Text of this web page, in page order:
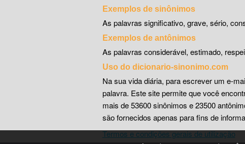
Exemplos de sinônimos
As palavras significativo, grave, sério,
Exemplos de antônimos
As palavras considerável, estimado,
Uso do dicionario-sinonimo.com
Na sua vida diária, para escrever um e-
palavra. Este site permite que você
mais de 53600 sinônimos e 23500
são fornecidos apenas para fins de
Termos e condições gerais de utilização